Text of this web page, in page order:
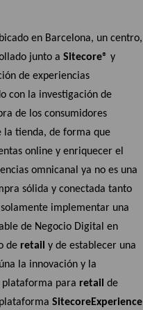
en Barcelona, un centro,
junto a Sitecore® y
de experiencias
con la investigación de
de los consumidores
la tienda, de forma que
online y enriquecer el
omnicanal ya no es una
sólida y conectada tanto
implementar una
de Negocio Digital en
de retail y de establecer una
la innovación y la
plataforma para retail de
SitecoreExperience